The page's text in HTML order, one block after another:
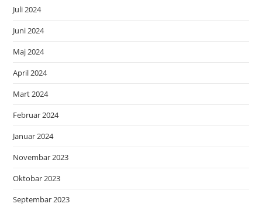
Juli 2024
Juni 2024
Maj 2024
April 2024
Mart 2024
Februar 2024
Januar 2024
Novembar 2023
Oktobar 2023
Septembar 2023